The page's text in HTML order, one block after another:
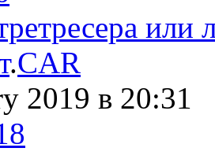
или
.CAR
2019 в 20:31